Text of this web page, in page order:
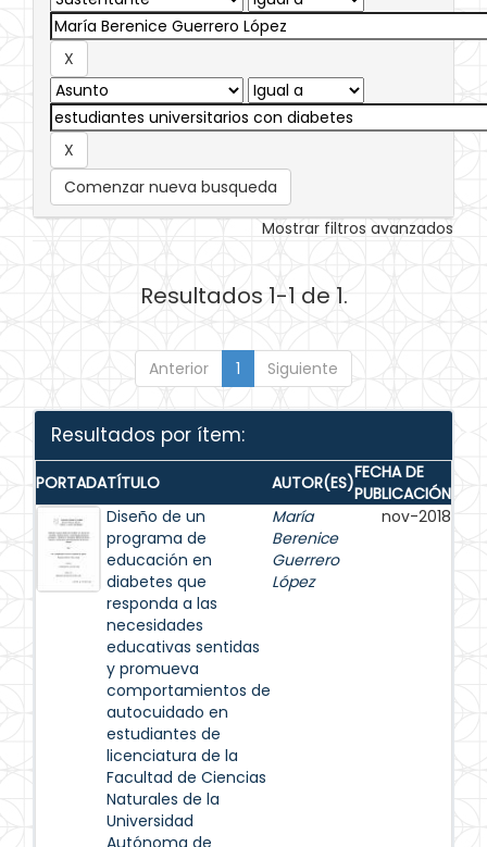
Comenzar nueva busqueda
Mostrar filtros avanzados
Resultados 1-1 de 1.
Anterior 1 Siguiente
Resultados por ítem:
PORTADATÍTULO AUTOR(ES)FECHA DE
PUBLICACIÓN
Diseño de un
programa de
educación en
diabetes que
responda a las
necesidades
educativas sentidas
y promueva
comportamientos de
autocuidado en
estudiantes de
licenciatura de la
Facultad de Ciencias
Naturales de la
Universidad
Autónoma de
María
Berenice
Guerrero
López
nov-2018